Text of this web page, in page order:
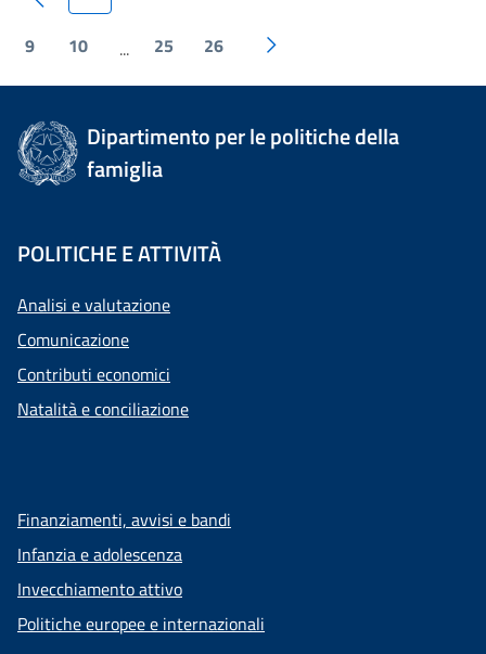
9 10 ... 25 26
Dipartimento per le politiche della
famiglia
POLITICHE E ATTIVITÀ
Analisi e valutazione
Comunicazione
Contributi economici
Natalità e conciliazione
Finanziamenti, avvisi e bandi
Infanzia e adolescenza
Invecchiamento attivo
Politiche europee e internazionali